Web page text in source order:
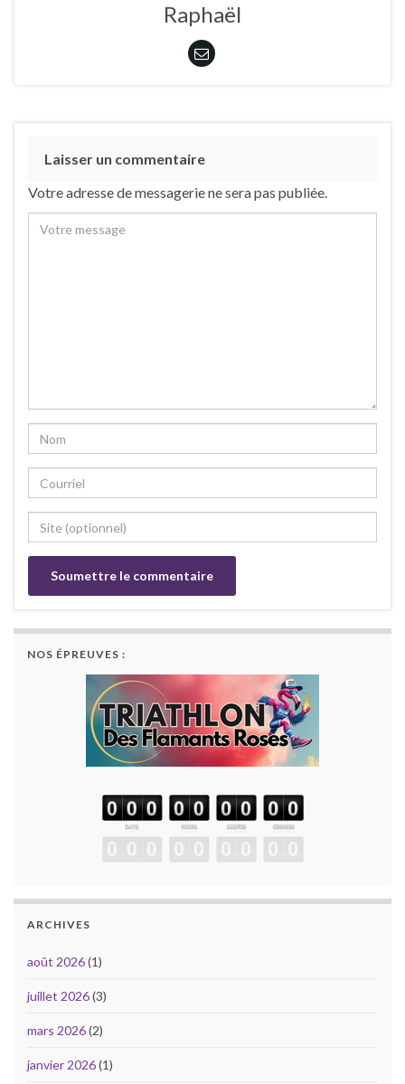
Raphaël
Laisser un commentaire
Votre adresse de messagerie ne sera pas publiée.
NOS ÉPREUVES :
ARCHIVES
août 2026(1)
juillet 2026(3)
mars 2026(2)
janvier 2026(1)